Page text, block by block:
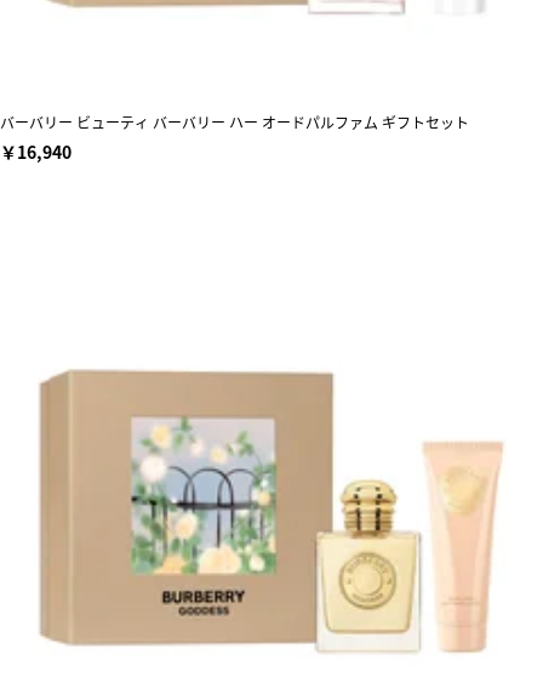
バーバリー ビューティ バーバリー ハー オードパルファム ギフトセット
￥16,940